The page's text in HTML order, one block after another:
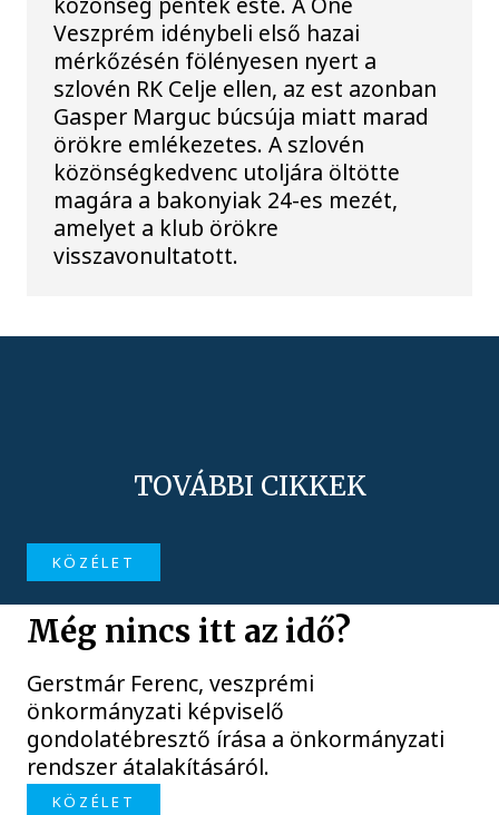
Veszprém idénybeli első hazai
mérkőzésén fölényesen nyert a
szlovén RK Celje ellen, az est azonban
Gasper Marguc búcsúja miatt marad
örökre emlékezetes. A szlovén
közönségkedvenc utoljára öltötte
magára a bakonyiak 24-es mezét,
amelyet a klub örökre
visszavonultatott.
TOVÁBBI CIKKEK
KÖZÉLET
Még nincs itt az idő?
Gerstmár Ferenc, veszprémi
önkormányzati képviselő
gondolatébresztő írása a önkormányzati
rendszer átalakításáról.
KÖZÉLET